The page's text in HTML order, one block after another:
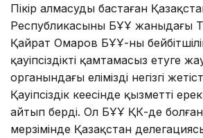
Пікір алмасуды бастаған
Республикасының БҰҰ жаныңдағы
Қайрат Омаров БҰҰ-ның
қауіпсіздікті қамтамасыз етуге
органындағы еліміздің негізгі
Қауіпсіздік кеңесінде қызметтің
айтып берді. Ол БҰҰ ҚК-де
мерзімінде Қазақстан